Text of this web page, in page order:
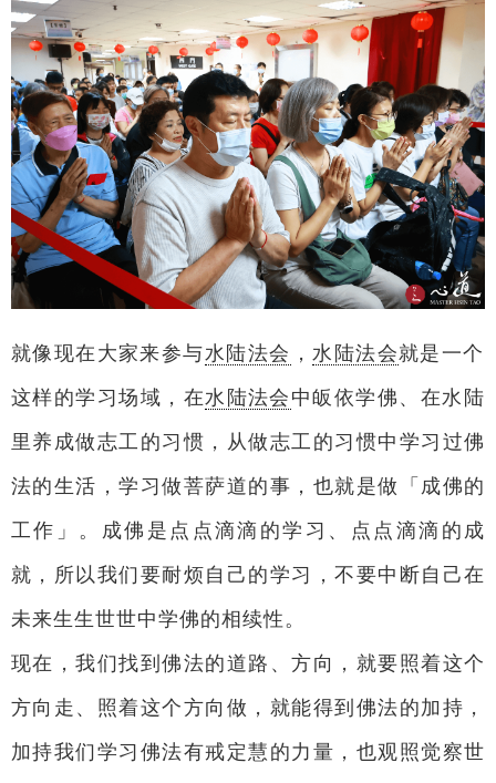
就像现在大家来参与水陆法会 ， 水陆法会就是一个
这样的学习场域，在水陆法会 中皈依学佛、在水陆
里养成做志工的习惯，从做志工的习惯中学习过佛
法的生活，学习做菩萨道的事，也就是做「成佛的
工作」。成佛是点点滴滴的学习、点点滴滴的成
就，所以我们要耐烦自己的学习，不要中断自己在
未来生生世世中学佛的相续性。
现在，我们找到佛法的道路、方向，就要照着这个
方向走、照着这个方向做，就能得到佛法的加持，
加持我们学习佛法有戒定慧的力量，也观照觉察世